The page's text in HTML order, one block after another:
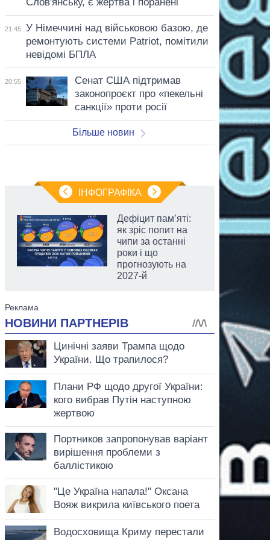
21:45
У Німеччині над військовою базою, де
ремонтують системи Patriot, помітили
невідомі БПЛА
20:55
Сенат США підтримав
законопроєкт про «пекельні
санкції» проти росії
Більше новин
ІНФОГРАФІКА
Дефіцит пам’яті:
як зріс попит на
чипи за останні
роки і що
прогнозують на
2027-й